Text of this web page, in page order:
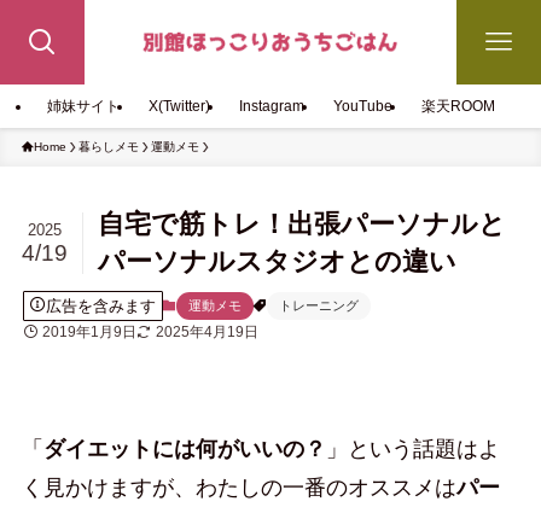
姉妹サイト X(Twitter) Instagram YouTube 楽天ROOM
Home 暮らしメモ 運動メモ
自宅で筋トレ！出張パーソナルと
パーソナルスタジオとの違い
2025
4/19
広告を含みます 運動メモ トレーニング
2019年1月9日 2025年4月19日
「 ダイエットには何がいいの？ 」という話題はよ
く見かけますが、わたしの一番のオススメはパー